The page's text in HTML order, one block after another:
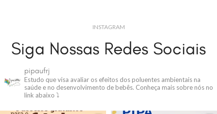
INSTAGRAM
Siga Nossas Redes Sociais
pipaufrj
Estudo que visa avaliar os efeitos dos poluentes ambientais na
saúde e no desenvolvimento de bebês. Conheça mais sobre nós no
link abaixo ⤵️